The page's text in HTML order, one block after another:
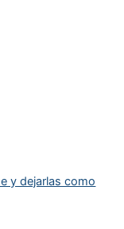
y dejarlas como